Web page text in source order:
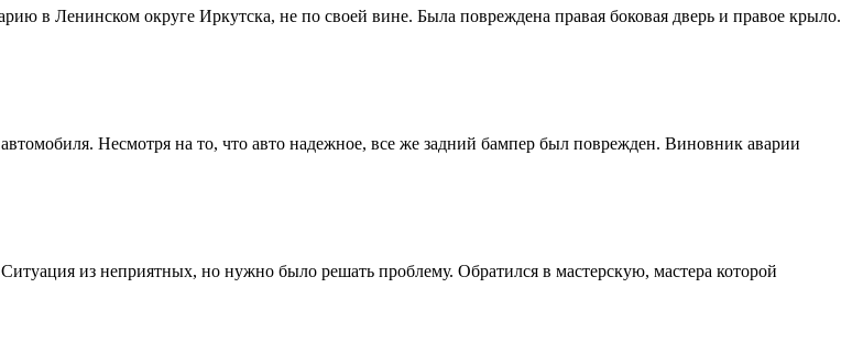
в Ленинском округе Иркутска, не по своей вине. Была повреждена правая боковая дверь и правое крыло.
Несмотря на то, что авто надежное, все же задний бампер был поврежден. Виновник аварии
из неприятных, но нужно было решать проблему. Обратился в мастерскую, мастера которой